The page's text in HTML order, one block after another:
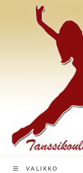
VALIKKO